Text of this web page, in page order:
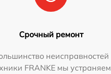
Срочный ремонт
неисправностей
FRANKE мы устраняем